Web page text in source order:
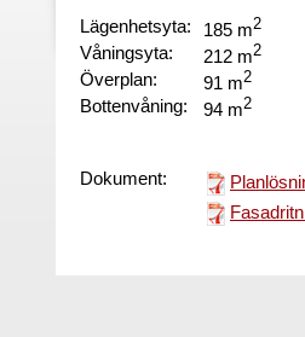
Lägenhetsyta: 185 m2
Våningsyta: 212 m2
Överplan: 91 m2
Bottenvåning: 94 m2
Dokument: